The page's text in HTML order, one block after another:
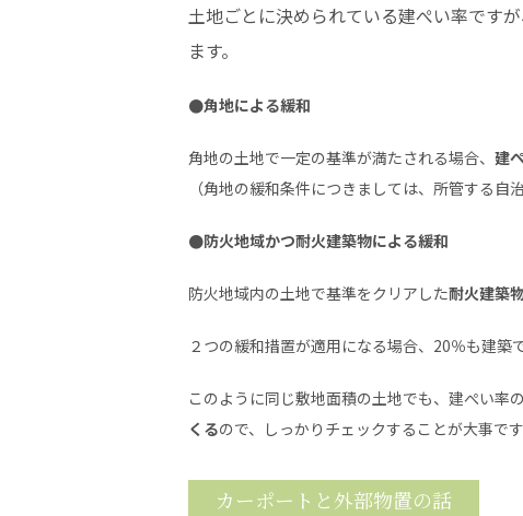
土地ごとに決められている建ぺい率です
ます。
●角地による緩和
角地の土地で一定の基準が満たされる場合、 建
（角地の緩和条件につきましては、所管する自
●防火地域かつ耐火建築物による緩和
防火地域内の土地で基準をクリアした耐火建築
２つの緩和措置が適用になる場合、20％も建築
このように同じ敷地面積の土地でも、建ぺい率
くるので、しっかりチェックすることが大事です
カーポートと外部物置の話